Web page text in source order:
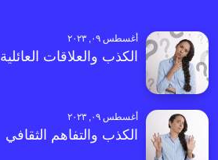
أغسطس ٠٩, ٢٠٢٣
الكذب والعلاقات العائلية
أغسطس ٠٩, ٢٠٢٣
الكذب والتفاهم الثقافي